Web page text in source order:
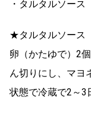
・タルタルソー
★タルタルソース
卵（かたゆで）2
ん切りにし、マヨ
状態で冷蔵で2～3